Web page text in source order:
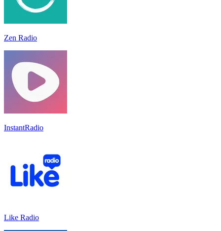
Zen Radio
InstantRadio
Like Radio